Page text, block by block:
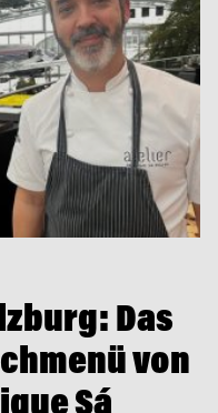
Das
von
Sá